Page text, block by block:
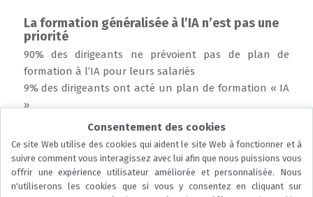
La formation généralisée à l’IA n’est pas une
priorité
90% des dirigeants ne prévoient pas de plan de
formation à l’IA pour leurs salariés
9% des dirigeants ont acté un plan de formation « IA
»
Consentement des cookies
Ce site Web utilise des cookies qui aident le site Web à fonctionner et à
suivre comment vous interagissez avec lui afin que nous puissions vous
offrir une expérience utilisateur améliorée et personnalisée. Nous
n'utiliserons les cookies que si vous y consentez en cliquant sur